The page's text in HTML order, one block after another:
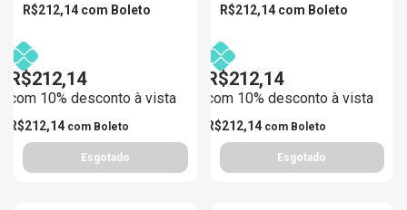
R$212,14 com Boleto
R$212,14
com 10% desconto à vista
R$212,14 com Boleto
R$212,14 com Boleto
R$212,14
com 10% desconto à vista
R$212,14 com Boleto